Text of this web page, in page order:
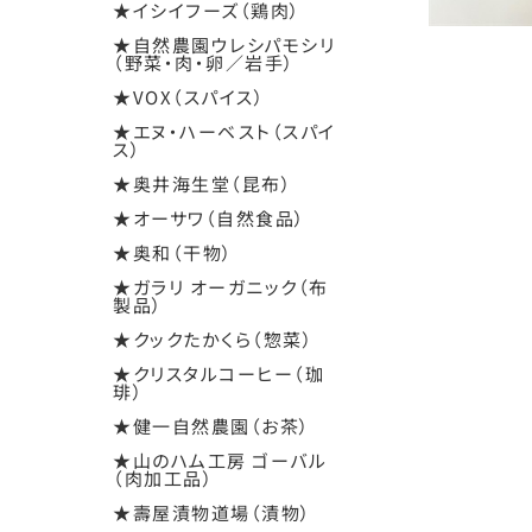
★イシイフーズ（鶏肉）
★自然農園ウレシパモシリ
（野菜・肉・卵／岩手）
★VOX（スパイス）
★エヌ・ハーベスト（スパイ
ス）
★奥井海生堂（昆布）
★オーサワ（自然食品）
★奥和（干物）
★ガラリ オーガニック（布
製品）
★クックたかくら（惣菜）
★クリスタルコーヒー（珈
琲）
★健一自然農園（お茶）
★山のハム工房 ゴーバル
（肉加工品）
★壽屋漬物道場（漬物）